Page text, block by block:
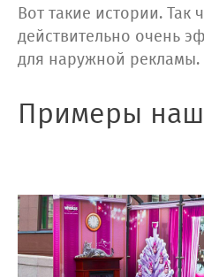
Вот такие истории. Так
действительно очень
для наружной рекламы.
Примеры